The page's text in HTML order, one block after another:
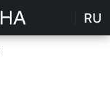
RU